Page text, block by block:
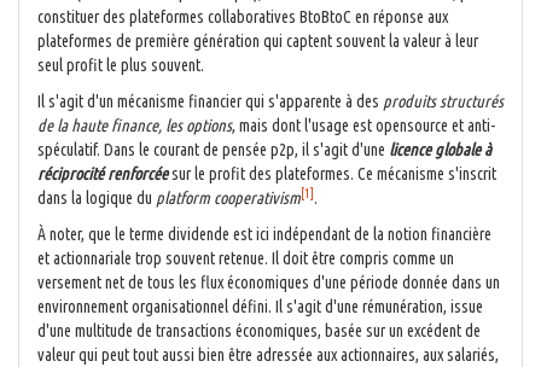
constituer des plateformes collaboratives BtoBtoC en réponse aux
plateformes de première génération qui captent souvent la valeur à leur
seul profit le plus souvent.
Il s'agit d'un mécanisme financier qui s'apparente à des produits structurés
de la haute finance, les options, mais dont l'usage est opensource et anti-
spéculatif. Dans le courant de pensée p2p, il s'agit d'une licence globale à
réciprocité renforcéesur le profit des plateformes. Ce mécanisme s'inscrit
dans la logique du platform cooperativism[1] .
À noter, que le terme dividende est ici indépendant de la notion financière
et actionnariale trop souvent retenue. Il doit être compris comme un
versement net de tous les flux économiques d'une période donnée dans un
environnement organisationnel défini. Il s'agit d'une rémunération, issue
d'une multitude de transactions économiques, basée sur un excédent de
valeur qui peut tout aussi bien être adressée aux actionnaires, aux salariés,